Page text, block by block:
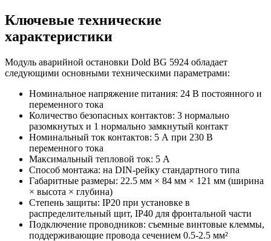
Ключевые технические
характеристики
Модуль аварийной остановки Dold BG 5924 обладает
следующими основными техническими параметрами:
Номинальное напряжение питания: 24 В постоянного и
переменного тока
Количество безопасных контактов: 3 нормально
разомкнутых и 1 нормально замкнутый контакт
Номинальный ток контактов: 5 А при 230 В
переменного тока
Максимальный тепловой ток: 5 А
Способ монтажа: на DIN-рейку стандартного типа
Габаритные размеры: 22.5 мм × 84 мм × 121 мм (ширина
× высота × глубина)
Степень защиты: IP20 при установке в
распределительный щит, IP40 для фронтальной части
Подключение проводников: съемные винтовые клеммы,
поддерживающие провода сечением 0.5-2.5 мм²